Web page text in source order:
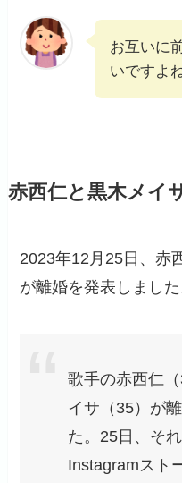
お互いに
いですよ
赤西仁と黒木メイ
2023年12月25日、赤
が離婚を発表しました
歌手の赤西仁
イサ（35）が
た。25日、そ
Instagramスト